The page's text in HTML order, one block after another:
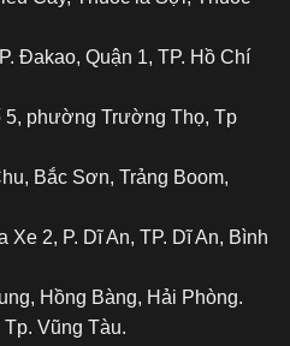
Đakao, Quận 1, TP. Hồ Chí
phường Trường Thọ, Tp
Bắc Sơn, Trảng Boom,
Xe 2, P. Dĩ An, TP. Dĩ An, Bình
Hồng Bàng, Hải Phòng.
Vũng Tàu.